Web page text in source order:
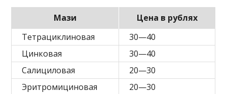
Мази
Цена в рублях
Тетрациклиновая
30—40
Цинковая
30—40
Салициловая
20—30
Эритромициновая
20—30